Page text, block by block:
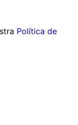
Política de